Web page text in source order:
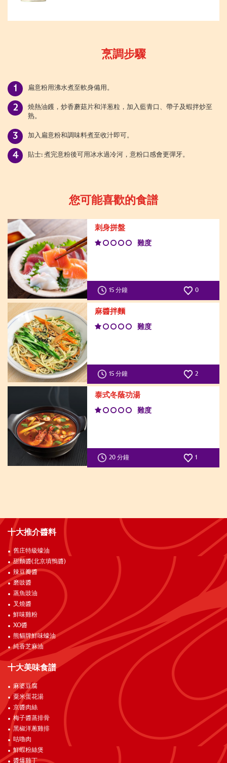
烹調步驟
扁意粉用沸水煮至軟身備用。
燒熱油鑊，炒香蘑菇片和洋葱粒，加入藍青口、帶子及蝦拌炒至
熟。
加入扁意粉和調味料煮至收汁即可。
貼士: 煮完意粉後可用冰水過冷河，意粉口感會更彈牙。
您可能喜歡的食譜
刺身拼盤
難度
15 分鐘 0
麻醬拌麵
難度
15 分鐘 2
泰式冬蔭功湯
難度
20 分鐘 1
十大推介醬料
舊庄特級蠔油
甜麵醬(北京填鴨醬)
辣豆瓣醬
磨豉醬
蒸魚豉油
叉燒醬
鮮味雞粉
XO醬
熊貓牌鮮味蠔油
純香芝麻油
十大美味食譜
麻婆豆腐
粟米蛋花湯
京醬肉絲
梅子醬蒸排骨
黑椒洋蔥雞排
咕嚕肉
鮮蝦粉絲煲
醬爆雞丁